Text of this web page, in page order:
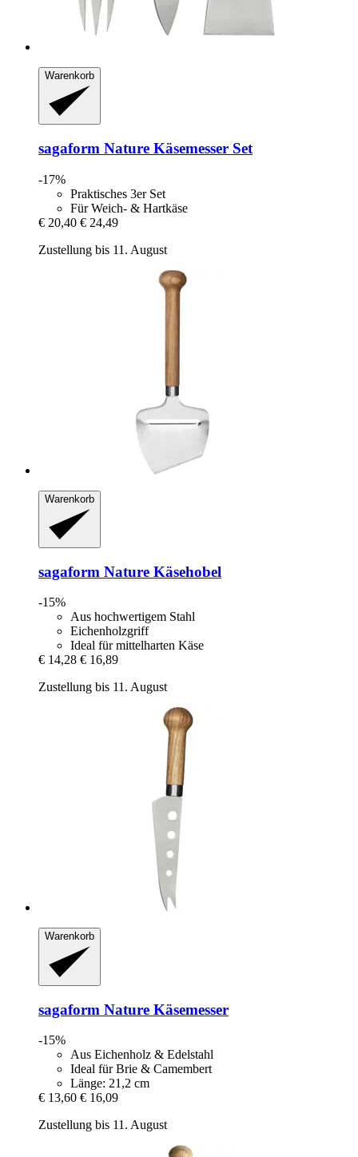
Warenkorb
sagaform Nature Käsemesser Set
-17%
Praktisches 3er Set
Für Weich- & Hartkäse
€ 20,40 € 24,49
Zustellung bis 11. August
Warenkorb
sagaform Nature Käsehobel
-15%
Aus hochwertigem Stahl
Eichenholzgriff
Ideal für mittelharten Käse
€ 14,28 € 16,89
Zustellung bis 11. August
Warenkorb
sagaform Nature Käsemesser
-15%
Aus Eichenholz & Edelstahl
Ideal für Brie & Camembert
Länge: 21,2 cm
€ 13,60 € 16,09
Zustellung bis 11. August